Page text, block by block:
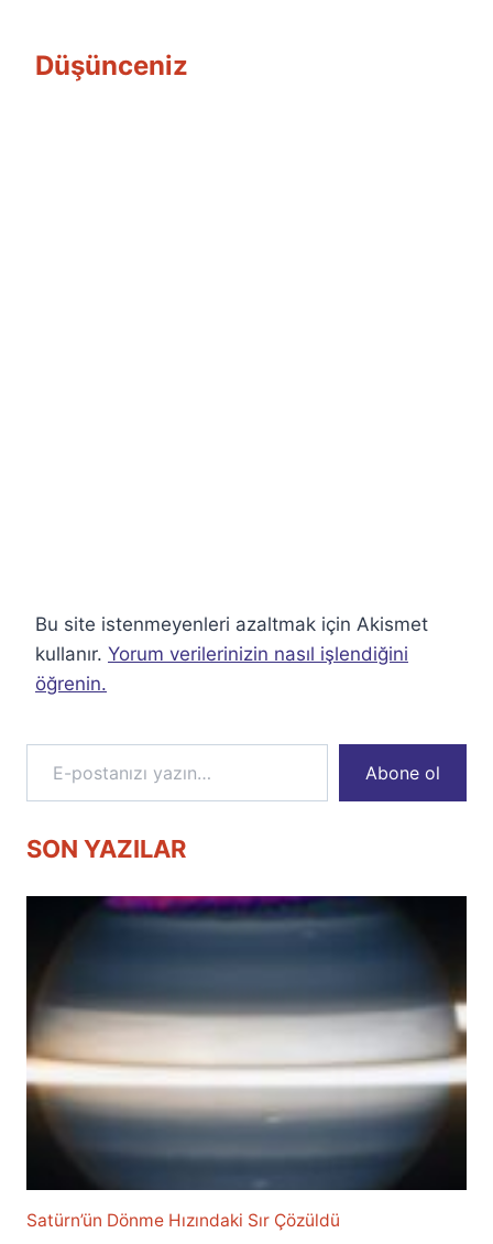
Düşünceniz
Bu site istenmeyenleri azaltmak için Akismet
kullanır. Yorum verilerinizin nasıl işlendiğini
öğrenin.
E-postanızı yazın…
Abone ol
SON YAZILAR
Satürn’ün Dönme Hızındaki Sır Çözüldü